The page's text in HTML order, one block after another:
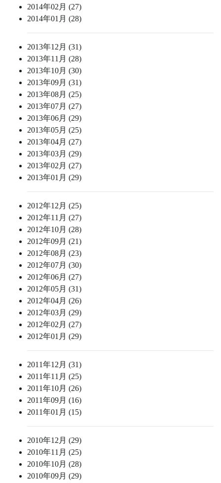
2014年02月 (27)
2014年01月 (28)
2013年12月 (31)
2013年11月 (28)
2013年10月 (30)
2013年09月 (31)
2013年08月 (25)
2013年07月 (27)
2013年06月 (29)
2013年05月 (25)
2013年04月 (27)
2013年03月 (29)
2013年02月 (27)
2013年01月 (29)
2012年12月 (25)
2012年11月 (27)
2012年10月 (28)
2012年09月 (21)
2012年08月 (23)
2012年07月 (30)
2012年06月 (27)
2012年05月 (31)
2012年04月 (26)
2012年03月 (29)
2012年02月 (27)
2012年01月 (29)
2011年12月 (31)
2011年11月 (25)
2011年10月 (26)
2011年09月 (16)
2011年01月 (15)
2010年12月 (29)
2010年11月 (25)
2010年10月 (28)
2010年09月 (29)